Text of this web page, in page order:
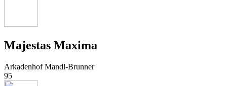
Majestas Maxima
Arkadenhof Mandl-Brunner
95